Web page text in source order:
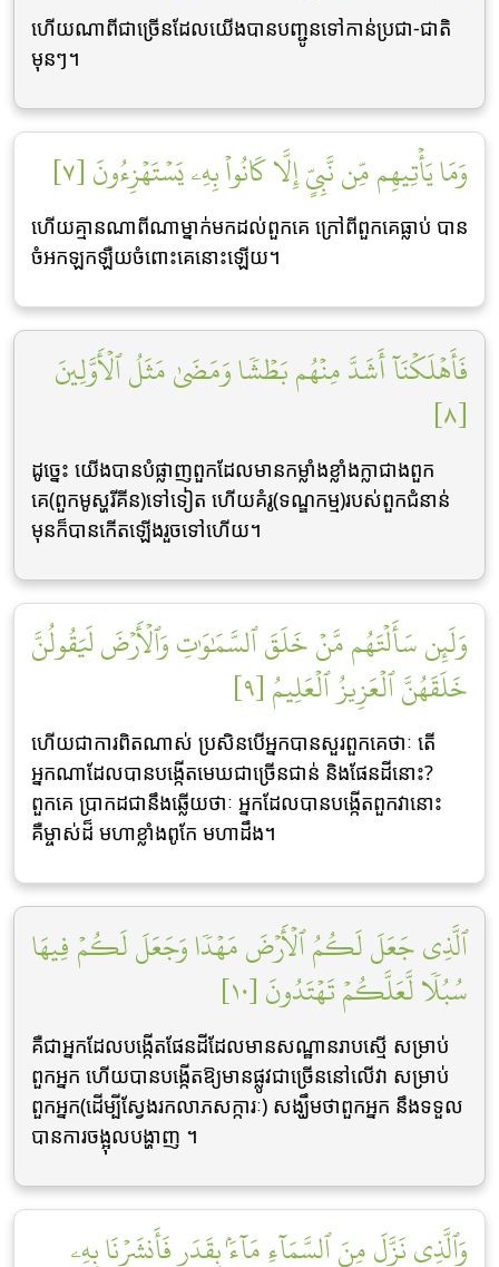
ហើយណាពីជាច្រើនដែលយើងបានបញ្ជូនទៅកាន់ប្រជា-ជាតិ
មុនៗ។
وَمَا يَأۡتِيهِم مِّن نَّبِيٍّ إِلَّا كَانُواْ بِهِۦ يَسۡتَهۡزِءُونَ [٧]
ហើយគ្មានណាពីណាម្នាក់មកដល់ពួកគេ ក្រៅពីពួកគេធ្លាប់ បាន
ចំអកឡកឡឺយចំពោះគេនោះឡើយ។
فَأَهۡلَكۡنَآ أَشَدَّ مِنۡهُم بَطۡشٗا وَمَضَىٰ مَثَلُ ٱلۡأَوَّلِينَ
[٨]
ដូចេ្នះ យើងបានបំផ្លាញពួកដែលមានកម្លាំងខ្លាំងក្លាជាងពួក
គេ(ពួកមូស្ហរីគីន)ទៅទៀត ហើយគំរូ(ទណ្ឌកម្ម)របស់ពួកជំនាន់
មុនក៏បានកើតឡើងរួចទៅហើយ។
وَلَئِن سَأَلۡتَهُم مَّنۡ خَلَقَ ٱلسَّمَٰوَٰتِ وَٱلۡأَرۡضَ لَيَقُولُنَّ
خَلَقَهُنَّ ٱلۡعَزِيزُ ٱلۡعَلِيمُ [٩]
ហើយជាការពិតណាស់ ប្រសិនបើអ្នកបានសួរពួកគេថាៈ តើ
អ្នកណាដែលបានបង្កើតមេឃជាច្រើនជាន់ និងផែនដីនោះ?
ពួកគេ ប្រាកដជានឹងឆ្លើយថាៈ អ្នកដែលបានបង្កើតពួកវានោះ
គឺម្ចាស់ដ៏ មហាខ្លាំងពូកែ មហាដឹង។
ٱلَّذِي جَعَلَ لَكُمُ ٱلۡأَرۡضَ مَهۡدٗا وَجَعَلَ لَكُمۡ فِيهَا
سُبُلٗا لَّعَلَّكُمۡ تَهۡتَدُونَ [١٠]
គឺជាអ្នកដែលបង្កើតផែនដីដែលមានសណ្ឋានរាបស្មើ សម្រាប់
ពួកអ្នក ហើយបានបង្កើតឱ្យមានផ្លូវជាច្រើននៅលើវា សម្រាប់
ពួកអ្នក(ដើម្បីស្វែងរកលាភសក្ការៈ) សង្ឃឹមថាពួកអ្នក នឹងទទួល
បានការចង្អុលបង្ហាញ ។
وَٱلَّذِي نَزَّلَ مِنَ ٱلسَّمَآءِ مَآءَۢ بِقَدَرٖ فَأَنشَرۡنَا بِهِۦ